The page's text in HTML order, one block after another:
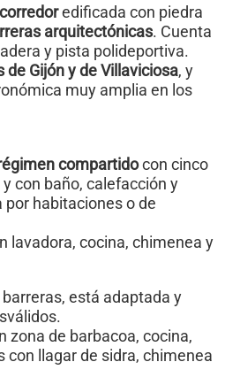
edificada con piedra
arquitectónicas. Cuenta
y pista polideportiva.
de Gijón y de Villaviciosa, y
muy amplia en los
compartidocon cinco
con baño, calefacción y
habitaciones o de
lavadora, cocina, chimenea y
está adaptada y
zona de barbacoa, cocina,
con llagar de sidra, chimenea